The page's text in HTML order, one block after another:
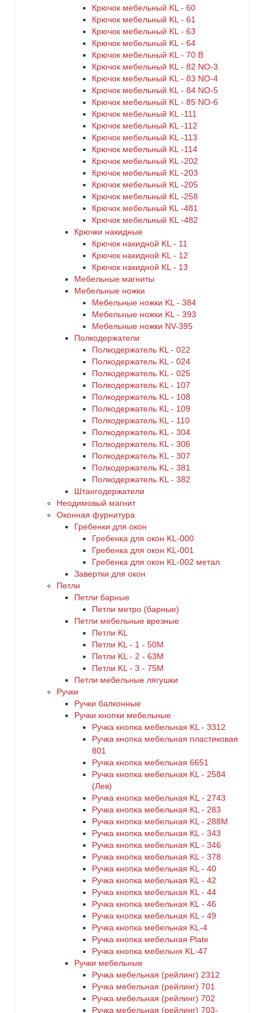
Крючок мебельный KL - 60
Крючок мебельный KL - 61
Крючок мебельный KL - 63
Крючок мебельный KL - 64
Крючок мебельный KL - 70 B
Крючок мебельный KL - 82 NO-3
Крючок мебельный KL - 83 NO-4
Крючок мебельный KL - 84 NO-5
Крючок мебельный KL - 85 NO-6
Крючок мебельный KL -111
Крючок мебельный KL -112
Крючок мебельный KL -113
Крючок мебельный KL -114
Крючок мебельный KL -202
Крючок мебельный KL -203
Крючок мебельный KL -205
Крючок мебельный KL -258
Крючок мебельный KL -481
Крючок мебельный KL -482
Крючки накидные
Крючок накидной KL - 11
Крючок накидной KL - 12
Крючок накидной KL - 13
Мебельные магниты
Мебельные ножки
Мебельные ножки KL - 384
Мебельные ножки KL - 393
Мебельные ножки NV-395
Полкодержатели
Полкодержатель KL - 022
Полкодержатель KL - 024
Полкодержатель KL - 025
Полкодержатель KL - 107
Полкодержатель KL - 108
Полкодержатель KL - 109
Полкодержатель KL - 110
Полкодержатель KL - 304
Полкодержатель KL - 306
Полкодержатель KL - 307
Полкодержатель KL - 381
Полкодержатель KL - 382
Штангодержатели
Неодимовый магнит
Оконная фурнитура
Гребенки для окон
Гребенка для окон KL-000
Гребенка для окон KL-001
Гребенка для окон KL-002 метал.
Завертки для окон
Петли
Петли барные
Петли метро (барные)
Петли мебельные врезные
Петли KL
Петли KL - 1 - 50M
Петли KL - 2 - 63M
Петли KL - 3 - 75M
Петли мебельные лягушки
Ручки
Ручки балконные
Ручки кнопки мебельные
Ручка кнопка мебельная KL - 3312
Ручка кнопка мебельная пластиковая
801
Ручка кнопка мебельная 6651
Ручка кнопка мебельная KL - 2584
(Лев)
Ручка кнопка мебельная KL - 2743
Ручка кнопка мебельная KL - 283
Ручка кнопка мебельная KL - 288M
Ручка кнопка мебельная KL - 343
Ручка кнопка мебельная KL - 346
Ручка кнопка мебельная KL - 378
Ручка кнопка мебельная KL - 40
Ручка кнопка мебельная KL - 42
Ручка кнопка мебельная KL - 44
Ручка кнопка мебельная KL - 46
Ручка кнопка мебельная KL - 49
Ручка кнопка мебельная KL-4
Ручка кнопка мебельная Plate
Ручка кнопка мебельня KL-47
Ручки мебельные
Ручка мебельная (рейлинг) 2312
Ручка мебельная (рейлинг) 701
Ручка мебельная (рейлинг) 702
Ручка мебельная (рейлинг) 703-